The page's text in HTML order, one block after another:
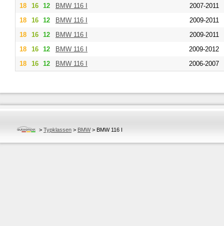
18
16 12 BMW 116 I
2007-2011
18
16 12 BMW 116 I
2009-2011
18
16 12 BMW 116 I
2009-2011
18
16 12 BMW 116 I
2009-2012
18
16 12 BMW 116 I 2006-2007
> Typklassen > BMW> BMW 116 I